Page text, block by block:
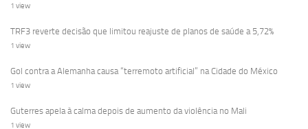
1 view
TRF3 reverte decisão que limitou reajuste de planos de saúde a 5,72%
1 view
Gol contra a Alemanha causa “terremoto artificial” na Cidade do México
1 view
Guterres apela à calma depois de aumento da violência no Mali
1 view